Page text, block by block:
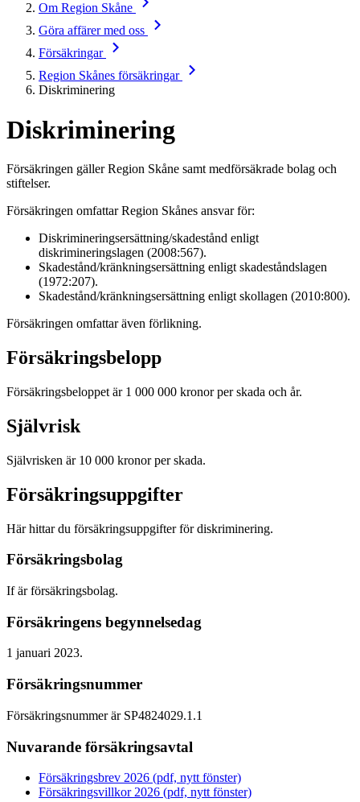
Om Region Skåne
Göra affärer med oss
Försäkringar
Region Skånes försäkringar
Diskriminering
Diskriminering
Försäkringen gäller Region Skåne samt medförsäkrade bolag och
stiftelser.
Försäkringen omfattar Region Skånes ansvar för:
Diskrimineringsersättning/skadestånd enligt
diskrimineringslagen (2008:567).
Skadestånd/kränkningsersättning enligt skadeståndslagen
(1972:207).
Skadestånd/kränkningsersättning enligt skollagen (2010:800).
Försäkringen omfattar även förlikning.
Försäkringsbelopp
Försäkringsbeloppet är 1 000 000 kronor per skada och år.
Självrisk
Självrisken är 10 000 kronor per skada.
Försäkringsuppgifter
Här hittar du försäkringsuppgifter för diskriminering.
Försäkringsbolag
If är försäkringsbolag.
Försäkringens begynnelsedag
1 januari 2023.
Försäkringsnummer
Försäkringsnummer är SP4824029.1.1
Nuvarande försäkringsavtal
Försäkringsbrev 2026 (pdf, nytt fönster)
Försäkringsvillkor 2026 (pdf, nytt fönster)